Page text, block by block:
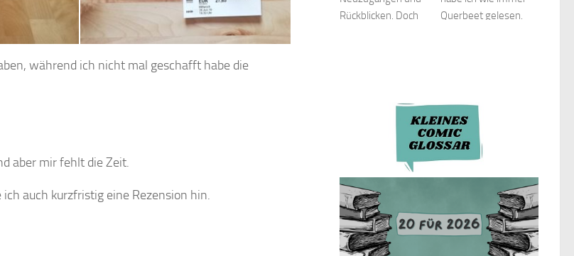
während ich nicht mal geschafft habe die
aber mir fehlt die Zeit.
auch kurzfristig eine Rezension hin.